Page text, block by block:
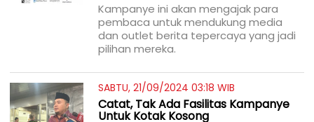
Kampanye ini akan mengajak para
pembaca untuk mendukung media
dan outlet berita tepercaya yang jadi
pilihan mereka.
SABTU, 21/09/2024 03:18 WIB
Catat, Tak Ada Fasilitas Kampanye
Untuk Kotak Kosong